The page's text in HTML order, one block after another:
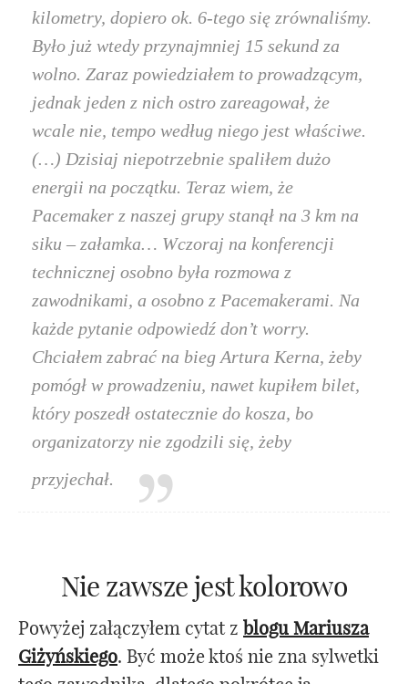
kilometry, dopiero ok. 6-tego się zrównaliśmy.
Było już wtedy przynajmniej 15 sekund za
wolno. Zaraz powiedziałem to prowadzącym,
jednak jeden z nich ostro zareagował, że
wcale nie, tempo według niego jest właściwe.
(…) Dzisiaj niepotrzebnie spaliłem dużo
energii na początku. Teraz wiem, że
Pacemaker z naszej grupy stanął na 3 km na
siku – załamka… Wczoraj na konferencji
technicznej osobno była rozmowa z
zawodnikami, a osobno z Pacemakerami. Na
każde pytanie odpowiedź don’t worry.
Chciałem zabrać na bieg Artura Kerna, żeby
pomógł w prowadzeniu, nawet kupiłem bilet,
który poszedł ostatecznie do kosza, bo
organizatorzy nie zgodzili się, żeby
przyjechał.
Nie zawsze jest kolorowo
Powyżej załączyłem cytat z blogu Mariusza
Giżyńskiego. Być może ktoś nie zna sylwetki